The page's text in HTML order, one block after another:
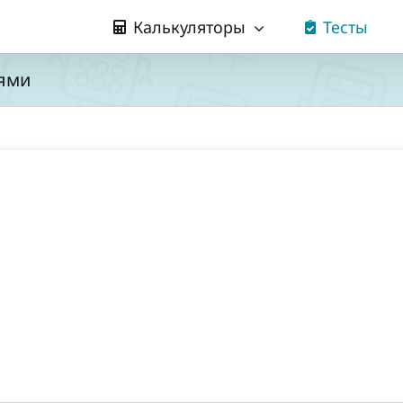
Калькуляторы Тесты